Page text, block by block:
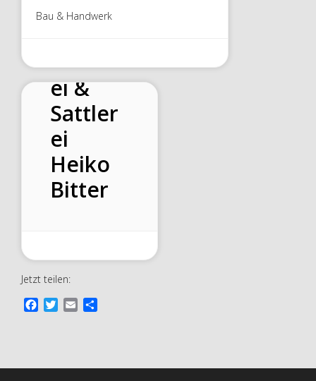
Bau & Handwerk
Polster
ei &
Sattler
ei
Heiko
Bitter
Jetzt teilen: